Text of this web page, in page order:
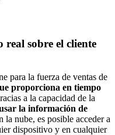
sobre el cliente
para la fuerza de ventas de
proporciona en tiempo
a la capacidad de la
la información de
la nube, es posible acceder a
dispositivo y en cualquier